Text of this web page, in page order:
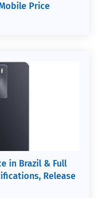
Price
in Brazil & Full
Release